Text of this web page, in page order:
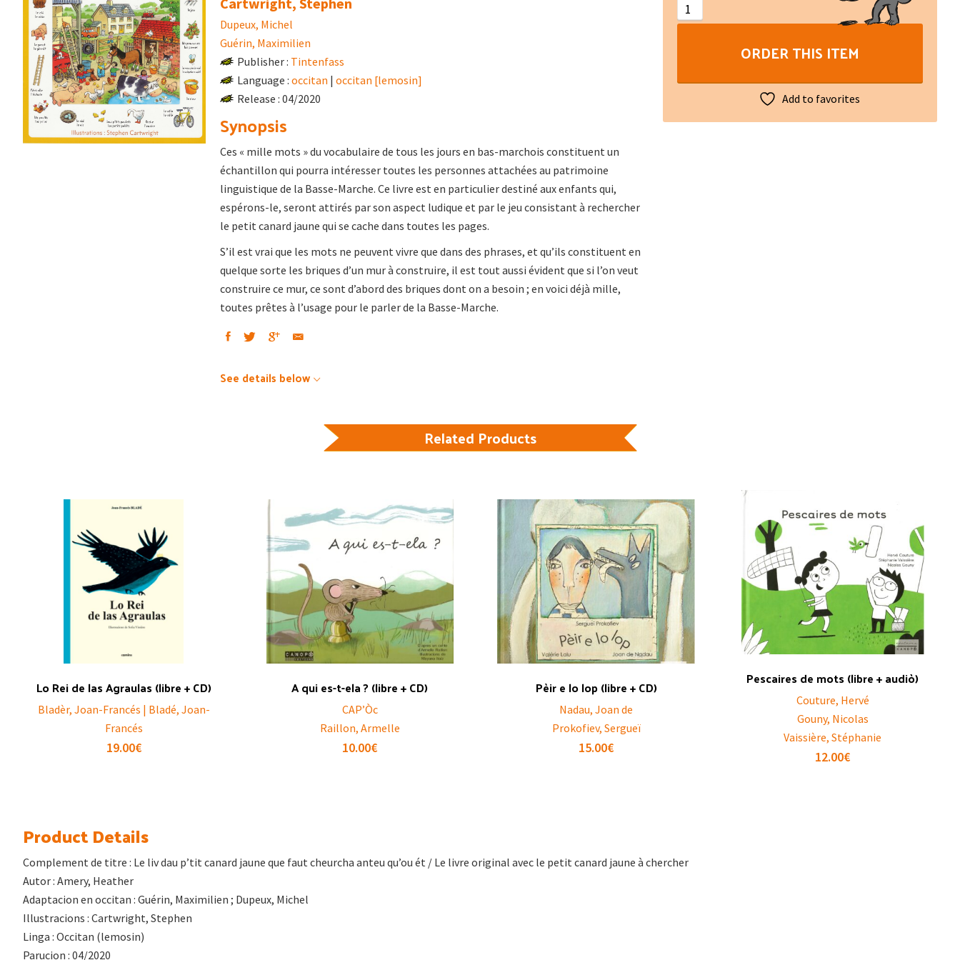
Dupeux, Michel
Guérin, Maximilien
Publisher : Tintenfass
Language : occitan | occitan [lemosin]
Release : 04/2020
Synopsis
Ces « mille mots » du vocabulaire de tous les jours en bas-marchois constituent un
échantillon qui pourra intéresser toutes les personnes attachées au patrimoine
linguistique de la Basse-Marche. Ce livre est en particulier destiné aux enfants qui,
espérons-le, seront attirés par son aspect ludique et par le jeu consistant à rechercher
le petit canard jaune qui se cache dans toutes les pages.
S’il est vrai que les mots ne peuvent vivre que dans des phrases, et qu’ils constituent en
quelque sorte les briques d’un mur à construire, il est tout aussi évident que si l’on veut
construire ce mur, ce sont d’abord des briques dont on a besoin ; en voici déjà mille,
toutes prêtes à l’usage pour le parler de la Basse-Marche.
See details below
mots
ORDER THIS ITEM
Add to favorites
Related Products
Lo Rei de las Agraulas (libre + CD)
Bladèr, Joan-Francés | Bladé, Joan-
Francés
19.00€
A qui es-t-ela ? (libre + CD)
CAP’Òc
Raillon, Armelle
10.00€
Pèir e lo lop (libre + CD)
Nadau, Joan de
Prokofiev, Sergueï
15.00€
Pescaires de mots (libre + audiò)
Couture, Hervé
Gouny, Nicolas
Vaissière, Stéphanie
12.00€
Product Details
Complement de titre : Le liv dau p’tit canard jaune que faut cheurcha anteu qu’ou ét / Le livre original avec le petit canard jaune à chercher
Autor : Amery, Heather
Adaptacion en occitan : Guérin, Maximilien ; Dupeux, Michel
Illustracions : Cartwright, Stephen
Linga : Occitan (lemosin)
Parucion : 04/2020